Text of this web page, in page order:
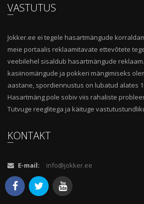
VASTUTUS
Jokker.ee ei tegele hasartmängude
meie portaalis reklaamitavate ettevõtete
veebilehel sisaldub hasartmängude
kasiinomängude ja pokkeri mängimiseks
aastane, spordiennustus on lubatud alates
Hasartmäng pole sobiv viis rahaliste
Tutvuge reeglitega ja käituge
KONTAKT
E-mail: info@jokker.ee